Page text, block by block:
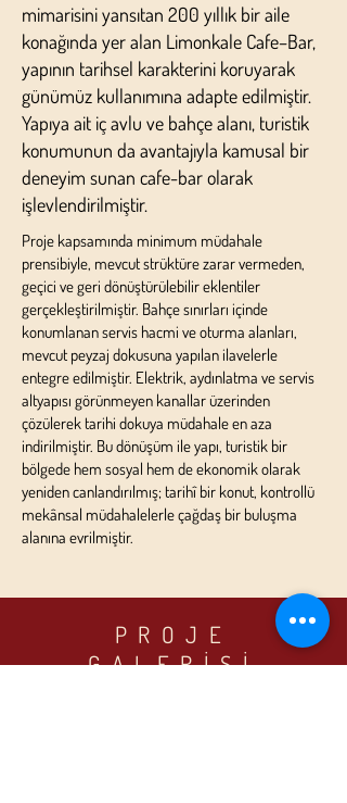
mimarisini yansıtan 200 yıllık bir aile
konağında yer alan Limonkale Cafe–Bar,
yapının tarihsel karakterini koruyarak
günümüz kullanımına adapte edilmiştir.
Yapıya ait iç avlu ve bahçe alanı, turistik
konumunun da avantajıyla kamusal bir
deneyim sunan cafe-bar olarak
işlevlendirilmiştir.
Proje kapsamında minimum müdahale
prensibiyle, mevcut strüktüre zarar vermeden,
geçici ve geri dönüştürülebilir eklentiler
gerçekleştirilmiştir. Bahçe sınırları içinde
konumlanan servis hacmi ve oturma alanları,
mevcut peyzaj dokusuna yapılan ilavelerle
entegre edilmiştir. Elektrik, aydınlatma ve servis
altyapısı görünmeyen kanallar üzerinden
çözülerek tarihi dokuya müdahale en aza
indirilmiştir. Bu dönüşüm ile yapı, turistik bir
bölgede hem sosyal hem de ekonomik olarak
yeniden canlandırılmış; tarihî bir konut, kontrollü
mekânsal müdahalelerle çağdaş bir buluşma
alanına evrilmiştir.
PROJE
GALERİSİ